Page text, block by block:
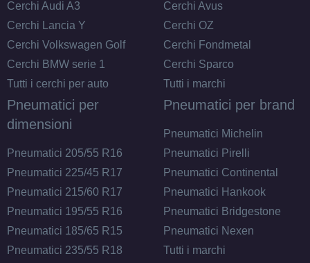
Cerchi Audi A3
Cerchi Lancia Y
Cerchi Volkswagen Golf
Cerchi BMW serie 1
Tutti i cerchi per auto
Cerchi Avus
Cerchi OZ
Cerchi Fondmetal
Cerchi Sparco
Tutti i marchi
Pneumatici per
dimensioni
Pneumatici 205/55 R16
Pneumatici 225/45 R17
Pneumatici 215/60 R17
Pneumatici 195/55 R16
Pneumatici 185/65 R15
Pneumatici 235/55 R18
Pneumatici per brand
Pneumatici Michelin
Pneumatici Pirelli
Pneumatici Continental
Pneumatici Hankook
Pneumatici Bridgestone
Pneumatici Nexen
Tutti i marchi